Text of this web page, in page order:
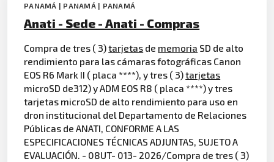
PANAMÁ | PANAMÁ | PANAMÁ
Anati - Sede - Anati - Compras
Compra de tres ( 3)tarjetas de memoria SD de alto
rendimiento para las cámaras fotográficas Canon
EOS R6 Mark II ( placa ****), y tres ( 3)tarjetas
microSD de312) y ADM EOS R8 ( placa ****) y tres
tarjetas microSD de alto rendimiento para uso en
dron institucional del Departamento de Relaciones
Públicas de ANATI, CONFORME A LAS
ESPECIFICACIONES TÉCNICAS ADJUNTAS, SUJETO A
EVALUACIÓN. - 08UT- 013- 2026/Compra de tres ( 3)